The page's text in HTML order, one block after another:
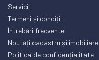
Servicii
Termeni și condiții
Întrebări frecvente
Noutăți cadastru și imobiliare
Politica de confidențialitate